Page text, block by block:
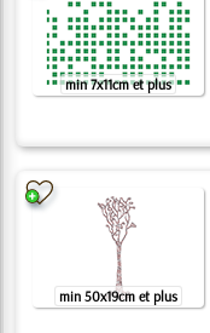
min 7x11cm et plus
min 50x19cm et plus